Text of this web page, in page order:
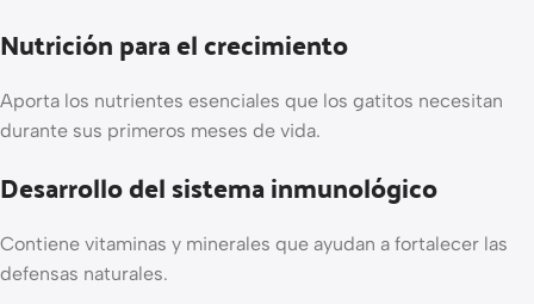
Nutrición para el crecimiento
Aporta los nutrientes esenciales que los gatitos necesitan
durante sus primeros meses de vida.
Desarrollo del sistema inmunológico
Contiene vitaminas y minerales que ayudan a fortalecer las
defensas naturales.